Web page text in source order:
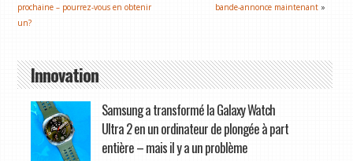
prochaine – pourrez-vous en obtenir
un?
bande-annonce maintenant »
Innovation
Samsung a transformé la Galaxy Watch
Ultra 2 en un ordinateur de plongée à part
entière – mais il y a un problème